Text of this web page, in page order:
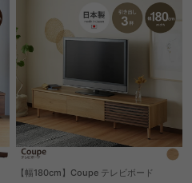
【幅180cm】Coupe テレビボード